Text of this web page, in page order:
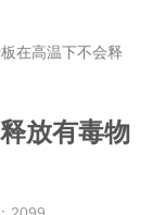
在高温下不会释
放有毒物